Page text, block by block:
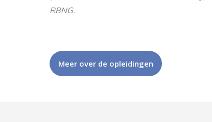
RBNG.
Meer over de opleidingen